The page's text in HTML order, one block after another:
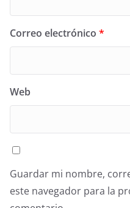
Correo electrónico *
Web
Guardar mi nombre,
este navegador para la